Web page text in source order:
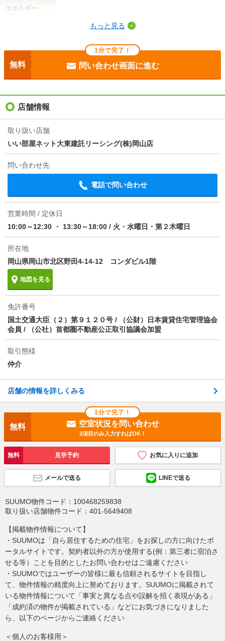
エネルギー
目安光熱費
入居
損保 要
保証会社
円/月(その他商品あり)
ほか初期費用
その他諸費用 更新料 110000円 室内清掃費用 82500円
情報更新日
物件備考
小型犬1匹飼育可（ペット飼育の場合は＋賃料1ヶ月分
了後設備可(※系統連系完了前は使用不可になります）
※法人契約の場合、個人負担分の支払い方法は原則
「カード決済」となります
もっと見る
1分で完了！
無料 問い合わせ画面に進む
店舗情報
取り扱い店舗
いい部屋ネット大東建託リーシング(株)岡山店
問い合わせ先
電話で問い合わせ
営業時間 / 定休日
10:00～12:30 ・ 13:30～18:00 / 火・水曜日・第２木曜日
所在地
岡山県岡山市北区野田4-14-12 コンダビル1階
地図を見る
免許番号
国土交通大臣（２）第９１２０号 / （公財）日本賃貸住宅管理協会
会員 / （公社）首都圏不動産公正取引協議会加盟
取引態様
仲介
店舗の情報を詳しくみる
1分で完了！
無料 空室状況を問い合わせ
2項目のみ入力すればOK！
無料 見学予約 お気に入りに追加
メールで送る LINEで送る
SUUMO物件コード： 100468259838
取り扱い店舗物件コード： 401-5649408
【掲載物件情報について】
・SUUMOは「自ら居住するための住宅」をお探しの方に向けたポ
ータルサイトです。契約者以外の方が使用する(例：第三者に宿泊さ
せる等）ことを目的としたお問い合わせはご遠慮ください
・SUUMOではユーザーの皆様に最も信頼されるサイトを目指し
て、物件情報の精度向上に努めております。SUUMOに掲載されて
いる物件情報について「事実と異なる点や誤解を招く表現がある」
「成約済の物件が掲載されている」などにお気づきになりました
ら、以下のページからご連絡ください
＜個人のお客様用＞